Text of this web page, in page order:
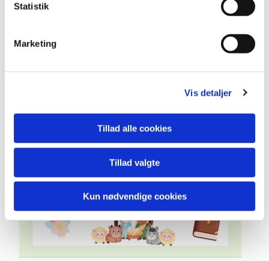
Statistik
Marketing
Vis detaljer
Tillad alle cookies
Tillad valgte
Kun nødvendige cookies